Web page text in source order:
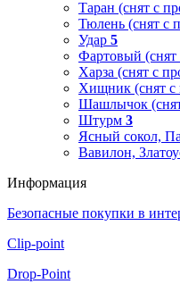
Таран (снят с
Тюлень (снят с
Удар 5
Фартовый (снят
Харза (снят с
Хищник (снят с
Шашлычок (снят
Штурм 3
Ясный сокол,
Вавилон,
Информация
Безопасные покупки в
Clip-point
Drop-Point